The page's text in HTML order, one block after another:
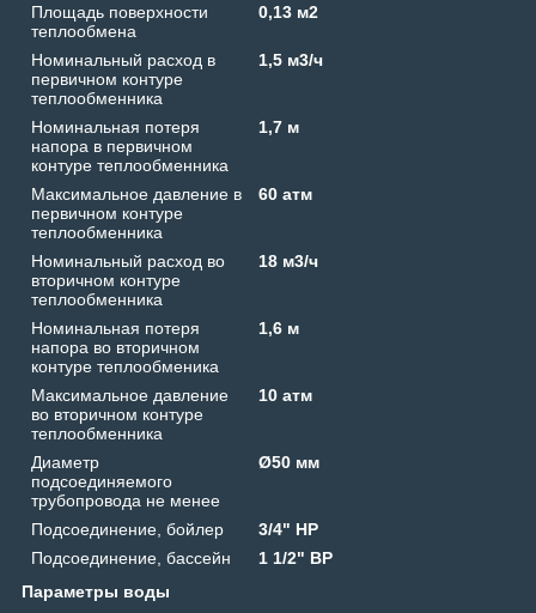
Площадь поверхности
теплообмена
0,13 м2
Номинальный расход в
первичном контуре
теплообменника
1,5 м3/ч
Номинальная потеря
напора в первичном
контуре теплообменника
1,7 м
Максимальное давление в
первичном контуре
теплообменника
60 атм
Номинальный расход во
вторичном контуре
теплообменника
18 м3/ч
Номинальная потеря
напора во вторичном
контуре теплообменика
1,6 м
Максимальное давление
во вторичном контуре
теплообменника
10 атм
Диаметр
подсоединяемого
трубопровода не менее
Ø50 мм
Подсоединение, бойлер
3/4" НР
Подсоединение, бассейн
1 1/2" ВР
Параметры воды